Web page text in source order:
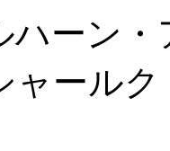
ハーン
ャール